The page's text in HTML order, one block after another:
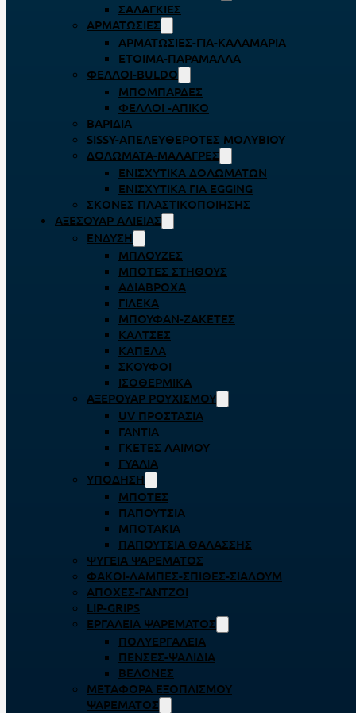
ΣΑΛΑΓΚΙΈΣ
ΑΡΜΑΤΩΣΙΈΣ
ΑΡΜΑΤΩΣΙΈΣ-ΓΙΑ-ΚΑΛΑΜΆΡΙΑ
ΈΤΟΙΜΑ-ΠΑΡΆΜΑΛΛΑ
ΦΕΛΛΟΊ-BULDO
ΜΠΟΜΠΆΡΔΕΣ
ΦΕΛΛΟΊ -ΑΠΊΚΟ
ΒΑΡΊΔΙΑ
SISSY-ΑΠΕΛΕΥΘΕΡΟΤΈΣ ΜΟΛΥΒΙΟΎ
ΔΟΛΏΜΑΤΑ-ΜΑΛΆΓΡΕΣ
ΕΝΙΣΧΥΤΙΚΆ ΔΟΛΩΜΆΤΩΝ
ΕΝΙΣΧΥΤΙΚΆ ΓΙΑ EGGING
ΣΚΌΝΕΣ ΠΛΑΣΤΙΚΟΠΟΊΗΣΗΣ
ΑΞΕΣΟΥΆΡ ΑΛΙΕΊΑΣ
ΈΝΔΥΣΗ
ΜΠΛΟΎΖΕΣ
ΜΠΌΤΕΣ ΣΤΉΘΟΥΣ
ΑΔΙΆΒΡΟΧΑ
ΓΙΛΈΚΑ
ΜΠΟΥΦΆΝ-ΖΑΚΈΤΕΣ
ΚΆΛΤΣΕΣ
ΚΑΠΈΛΑ
ΣΚΟΎΦΟΙ
ΙΣΟΘΕΡΜΙΚΆ
ΑΞΕΡΟΥΆΡ ΡΟΥΧΙΣΜΟΎ
UV ΠΡΟΣΤΑΣΊΑ
ΓΆΝΤΙΑ
ΓΚΈΤΕΣ ΛΑΊΜΟΥ
ΓΥΑΛΙΆ
ΥΠΌΔΗΣΗ
ΜΠΌΤΕΣ
ΠΑΠΟΎΤΣΙΑ
ΜΠΟΤΆΚΙΑ
ΠΑΠΟΎΤΣΙΑ ΘΑΛΆΣΣΗΣ
ΨΥΓΕΊΑ ΨΑΡΈΜΑΤΟΣ
ΦΑΚΟΊ-ΛΆΜΠΕΣ-ΣΠΊΘΕΣ-ΣΊΑΛΟΥΜ
ΑΠΌΧΕΣ-ΓΆΝΤΖΟΙ
LIP-GRIPS
EΡΓΑΛΕΊΑ ΨΑΡΈΜΑΤΟΣ
ΠΟΛΥΕΡΓΑΛΕΊΑ
ΠΈΝΣΕΣ-ΨΑΛΊΔΙΑ
ΒΕΛΌΝΕΣ
ΜΕΤΑΦΟΡΆ ΕΞΟΠΛΙΣΜΟΎ
ΨΑΡΈΜΑΤΟΣ